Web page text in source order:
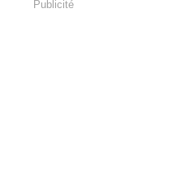
Publicité